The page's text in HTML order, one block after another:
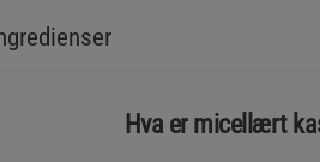
Hva er micellært